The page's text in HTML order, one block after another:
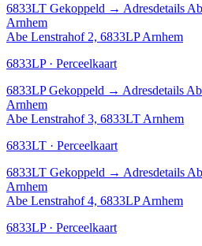
6833LT Gekoppeld → Adresdetails
Arnhem
Abe Lenstrahof 2, 6833LP Arnhem
6833LP · Perceelkaart
6833LP Gekoppeld → Adresdetails
Arnhem
Abe Lenstrahof 3, 6833LT Arnhem
6833LT · Perceelkaart
6833LT Gekoppeld → Adresdetails
Arnhem
Abe Lenstrahof 4, 6833LP Arnhem
6833LP · Perceelkaart